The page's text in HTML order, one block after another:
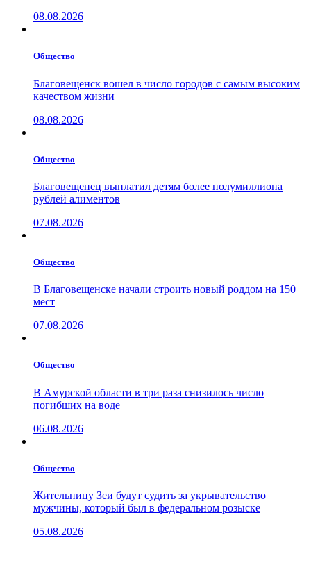
08.08.2026
Общество
Благовещенск вошел в число городов с самым высоким
качеством жизни
08.08.2026
Общество
Благовещенец выплатил детям более полумиллиона
рублей алиментов
07.08.2026
Общество
В Благовещенске начали строить новый роддом на 150
мест
07.08.2026
Общество
В Амурской области в три раза снизилось число
погибших на воде
06.08.2026
Общество
Жительницу Зеи будут судить за укрывательство
мужчины, который был в федеральном розыске
05.08.2026